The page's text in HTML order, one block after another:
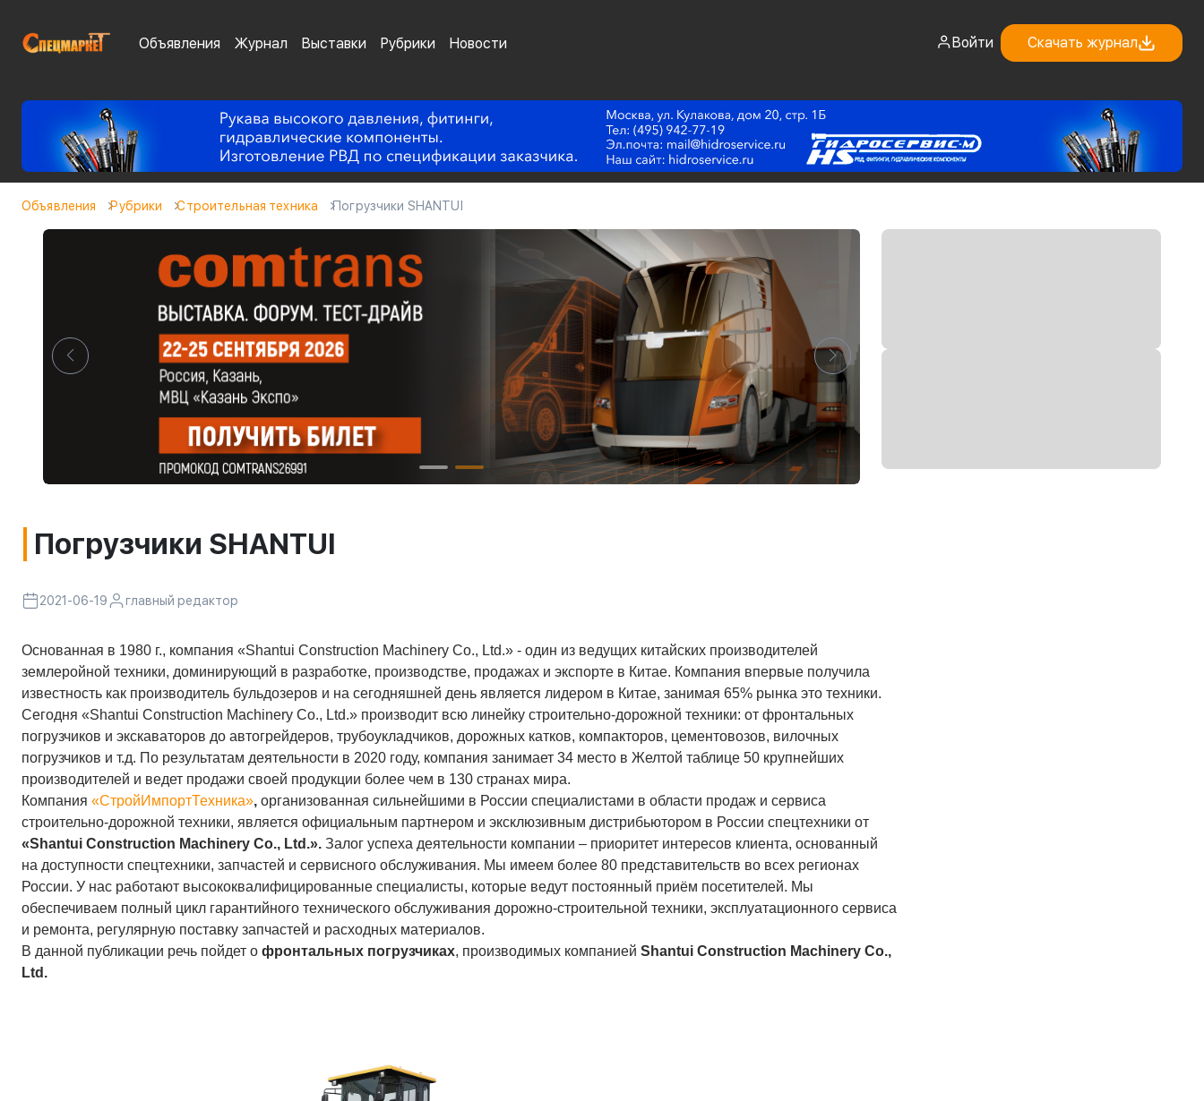
Объявления Журнал Выставки Рубрики Новости Войти Скачать журнал
Объявления Рубрики Cтроительная техника Погрузчики SHANTUI
Погрузчики SHANTUI
2021-06-19 главный редактор
Основанная в 1980 г., компания «Shantui Construction Machinery Co., Ltd.» - один из ведущих китайских производителей
землеройной техники, доминирующий в разработке, производстве, продажах и экспорте в Китае. Компания впервые получила
известность как производитель бульдозеров и на сегодняшней день является лидером в Китае, занимая 65% рынка это техники.
Сегодня «Shantui Construction Machinery Co., Ltd.» производит всю линейку строительно-дорожной техники: от фронтальных
погрузчиков и экскаваторов до автогрейдеров, трубоукладчиков, дорожных катков, компакторов, цементовозов, вилочных
погрузчиков и т.д. По результатам деятельности в 2020 году, компания занимает 34 место в Желтой таблице 50 крупнейших
производителей и ведет продажи своей продукции более чем в 130 странах мира.
Компания «СтройИмпортТехника», организованная сильнейшими в России специалистами в области продаж и сервиса
строительно-дорожной техники, является официальным партнером и эксклюзивным дистрибьютором в России спецтехники от
«Shantui Construction Machinery Co., Ltd.». Залог успеха деятельности компании – приоритет интересов клиента, основанный
на доступности спецтехники, запчастей и сервисного обслуживания. Мы имеем более 80 представительств во всех регионах
России. У нас работают высококвалифицированные специалисты, которые ведут постоянный приём посетителей. Мы
обеспечиваем полный цикл гарантийного технического обслуживания дорожно-строительной техники, эксплуатационного сервиса
и ремонта, регулярную поставку запчастей и расходных материалов.
В данной публикации речь пойдет о фронтальных погрузчиках, производимых компанией Shantui Construction Machinery Co.,
Ltd.